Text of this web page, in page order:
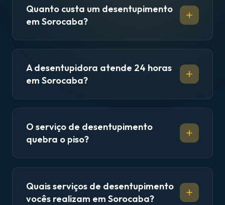
Quanto custa um desentupimento
em Sorocaba?
A desentupidora atende 24 horas
em Sorocaba?
O serviço de desentupimento
quebra o piso?
Quais serviços de desentupimento
vocês realizam em Sorocaba?